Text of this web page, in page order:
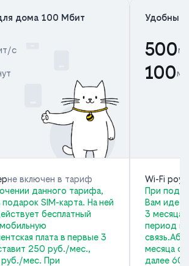
дома 100 Мбит
с
не включен в тариф
данного тарифа,
SIM-карта. На ней
бесплатный
плата в первые 3
250 руб./мес.,
мес. При
Удобный
500
100
Wi-Fi
При
Вам идет
3 месяца
период
месяца
далее